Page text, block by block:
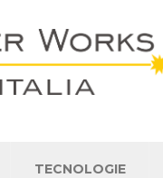
TECNOLOGIE